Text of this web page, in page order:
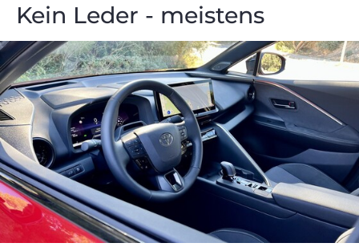
Kein Leder - meistens